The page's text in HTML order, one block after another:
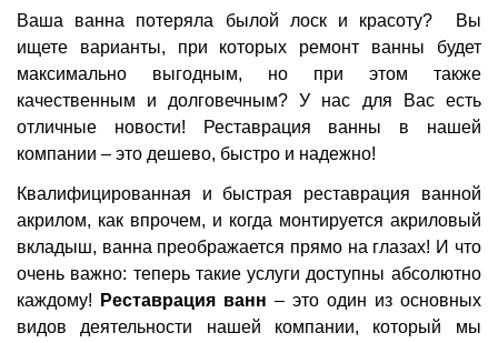
Ваша ванна потеряла былой лоск и красоту? Вы
ищете варианты, при которых ремонт ванны будет
максимально выгодным, но при этом также
качественным и долговечным? У нас для Вас есть
отличные новости! Реставрация ванны в нашей
компании – это дешево, быстро и надежно!
Квалифицированная и быстрая реставрация ванной
акрилом, как впрочем, и когда монтируется акриловый
вкладыш, ванна преображается прямо на глазах! И что
очень важно: теперь такие услуги доступны абсолютно
каждому!
Реставрация ванн – это один из основных
видов деятельности нашей компании, который мы